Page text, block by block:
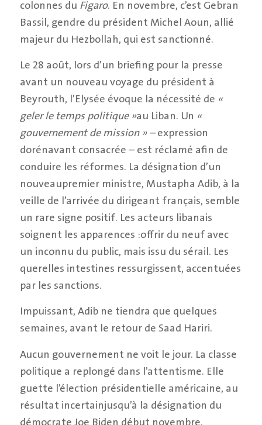
colonnes du Figaro. En novembre, c’est Gebran
Bassil, gendre du président Michel Aoun, allié
majeur du Hezbollah, qui est sanctionné.
Le 28 août, lors d’un briefing pour la presse
avant un nouveau voyage du président à
Beyrouth, l’Elysée évoque la nécessité de «
geler le temps politique »au Liban. Un «
gouvernement de mission » –expression
dorénavant consacrée – est réclamé afin de
conduire les réformes. La désignation d’un
nouveaupremier ministre, Mustapha Adib, à la
veille de l’arrivée du dirigeant français, semble
un rare signe positif. Les acteurs libanais
soignent les apparences :offrir du neuf avec
un inconnu du public, mais issu du sérail. Les
querelles intestines ressurgissent, accentuées
par les sanctions.
Impuissant, Adib ne tiendra que quelques
semaines, avant le retour de Saad Hariri.
Aucun gouvernement ne voit le jour. La classe
politique a replongé dans l’attentisme. Elle
guette l’élection présidentielle américaine, au
résultat incertainjusqu’à la désignation du